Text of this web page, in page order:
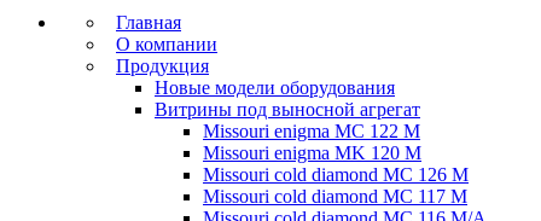
Главная
О компании
Продукция
Новые модели оборудования
Витрины под выносной агрегат
Missouri enigma MC 122 M
Missouri enigma MK 120 M
Missouri cold diamond MC 126 M
Missouri cold diamond MC 117 M